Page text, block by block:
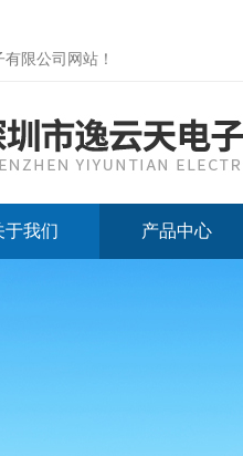
有限公司网站 ！
于我们 产品中心